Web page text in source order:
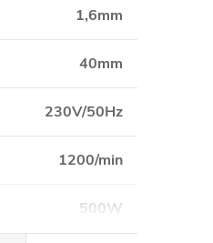
1,6mm
40mm
230V/50Hz
1200/min
500W